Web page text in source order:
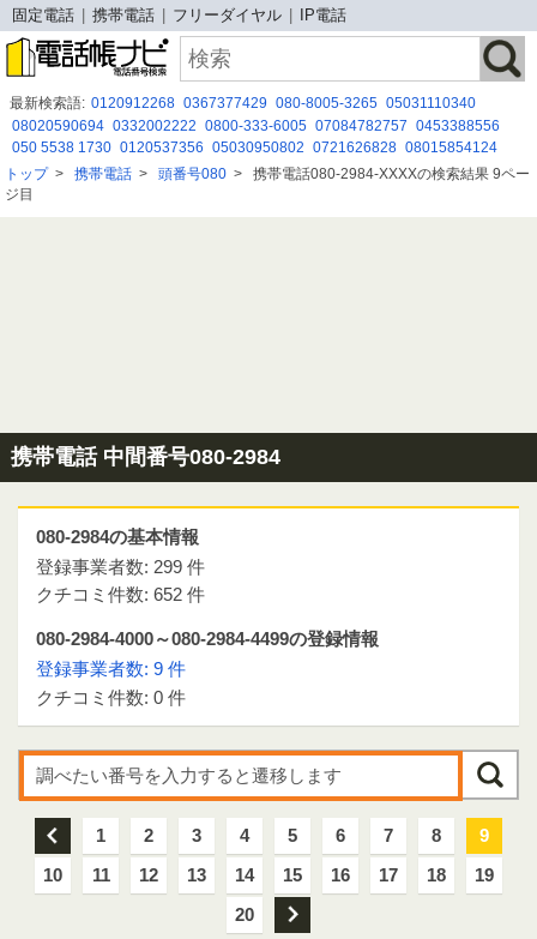
固定電話 携帯電話 フリーダイヤル IP電話
最新検索語: 0120912268 0367377429 080-8005-3265 05031110340
08020590694 0332002222 0800-333-6005 07084782757 0453388556
050 5538 1730 0120537356 05030950802 0721626828 08015854124
08020590736 0677130366 08087294268 080-2787-5967 05052927957
09068133318
トップ> 携帯電話 > 頭番号080 > 携帯電話080-2984-XXXXの検索結果 9ペー
ジ目
携帯電話 中間番号080-2984
080-2984の基本情報
登録事業者数: 299 件
クチコミ件数: 652 件
080-2984-4000～080-2984-4499の登録情報
登録事業者数: 9 件
クチコミ件数: 0 件
前 1 2 3 4 5 6 7 8
9
10
11 12 13 14 15 16 17 18
19
20
次